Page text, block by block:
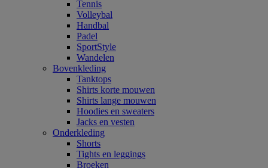
Tennis
Volleybal
Handbal
Padel
SportStyle
Wandelen
Bovenkleding
Tanktops
Shirts korte mouwen
Shirts lange mouwen
Hoodies en sweaters
Jacks en vesten
Onderkleding
Shorts
Tights en leggings
Broeken